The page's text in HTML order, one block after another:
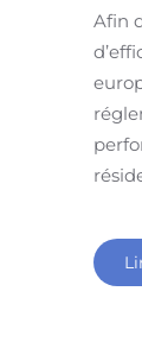
Afin